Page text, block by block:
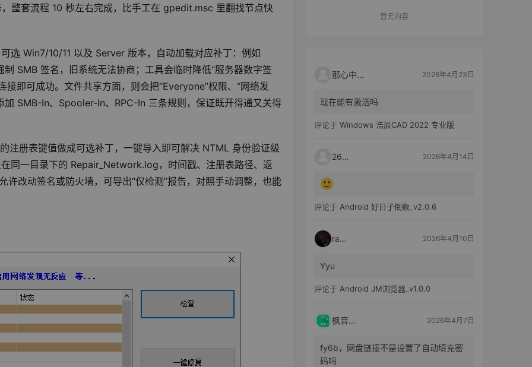
整套流程 10 秒左右完成，比手工在 gpedit.msc 里翻找节点快
选 Win7/10/11 以及 Server 版本，自动加载对应补丁：例如
SMB 签名，旧系统无法协商；工具会临时降低“服务器数字签
即可成功。文件共享方面，则会把“Everyone”权限、“网络发
加 SMB-In、Spooler-In、RPC-In 三条规则，保证既开得通又关得
注册表键值做成可选补丁，一键导入即可解决 NTML 身份验证级
同一目录下的 Repair_Network.log，时间戳、注册表路径、返
改动签名或防火墙，可导出“仅检测”报告，对照手动调整，也能
暂无内容
那心中的话 2026年4月23日
现在能有激活吗
评论于 Windows 浩辰CAD 2022 专业版
2603 2026年4月14日
评论于 Android 好日子倒数_v2.0.6
raka 2026年4月10日
Yyu
评论于 Android JM浏览器_v1.0.0
枫音应用 2026年4月7日
fy6b，网盘链接不是设置了自动填充密
码吗